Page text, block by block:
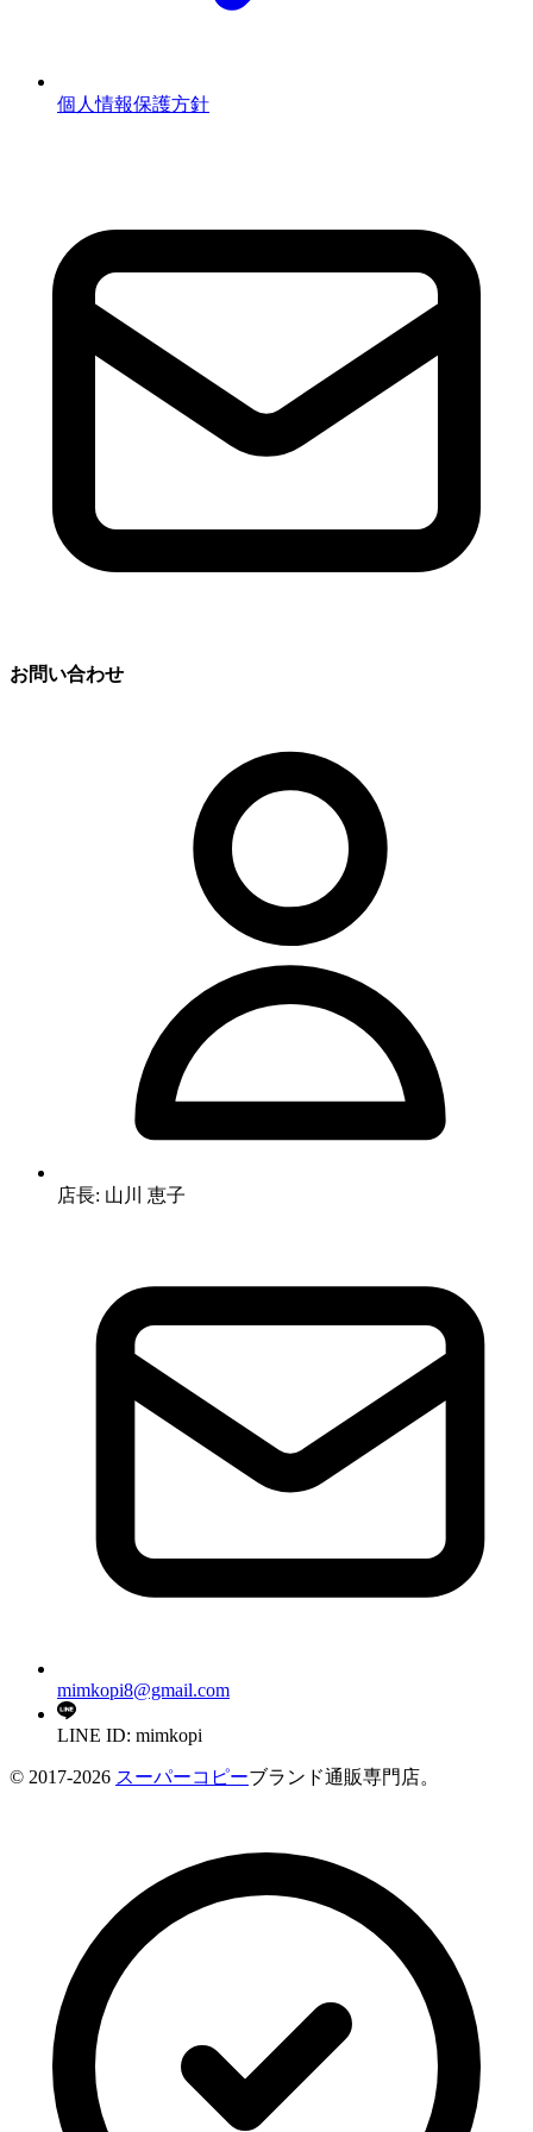
個人情報保護方針
お問い合わせ
店長: 山川 恵子
mimkopi8@gmail.com
LINE ID: mimkopi
© 2017-2026 スーパーコピーブランド通販専門店。